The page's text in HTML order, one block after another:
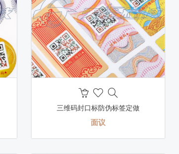
三维码封口标防伪标签定做
面议